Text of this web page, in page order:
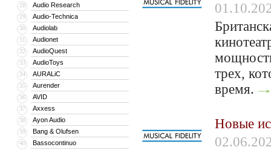
28 Audio Research
29 Audio-Technica
30 Audiolab
31 Audionet
32 AudioQuest
33 AudioToys
34 AURALiC
35 Aurender
36 AVID
37 Axxess
38 Ayon Audio
39 Bang & Olufsen
40 Bassocontinuo
трех,
время.
Новые